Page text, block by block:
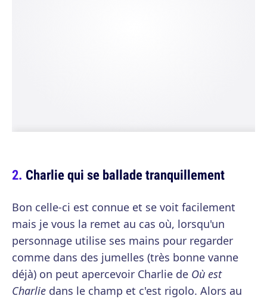
Charlie qui se ballade tranquillement
Bon celle-ci est connue et se voit facilement
mais je vous la remet au cas où, lorsqu'un
personnage utilise ses mains pour regarder
comme dans des jumelles (très bonne vanne
déjà) on peut apercevoir Charlie de Où est
Charlie dans le champ et c'est rigolo. Alors au